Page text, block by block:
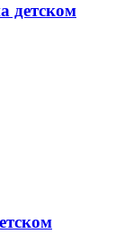
детском